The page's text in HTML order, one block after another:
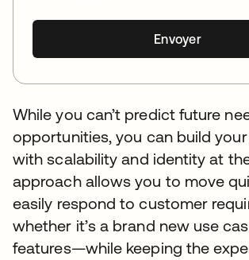
Envoyer
While you can’t predict future
opportunities, you can build
with scalability and identity at
approach allows you to move
easily respond to customer
whether it’s a brand new use
features—while keeping the